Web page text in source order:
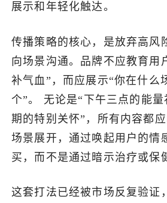
展示和年轻化触达。
传播策略的核心，是放弃高风
向场景沟通。品牌不应教育用
补气血”，而应展示“你在什么
个”。 无论是“下午三点的能量
期的特别关怀”，所有内容都
场景展开，通过唤起用户的情
买，而不是通过暗示治疗或保
这套打法已经被市场反复验证